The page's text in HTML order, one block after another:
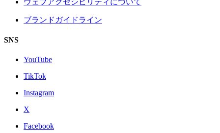
ウェブアクセシビリティについて
ブランドガイドライン
SNS
YouTube
TikTok
Instagram
X
Facebook